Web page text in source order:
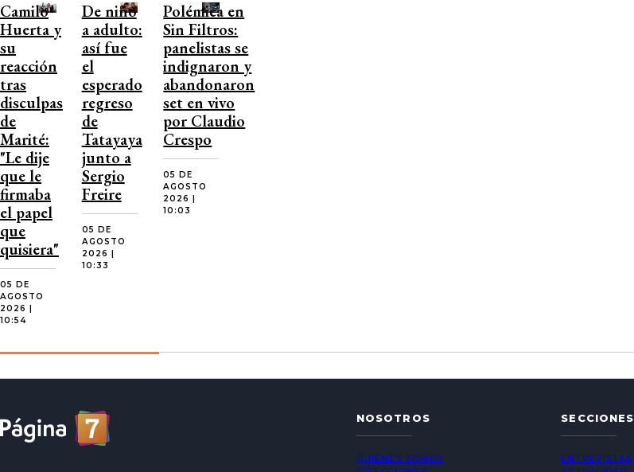
Camilo
Huerta y
su
reacción
tras
disculpas
de
Marité:
"Le dije
que le
firmaba
el papel
que
quisiera"
05 DE
AGOSTO
2026 |
10:54
De niño
a adulto:
así fue
el
esperado
regreso
de
Tatayaya
junto a
Sergio
Freire
05 DE
AGOSTO
2026 |
10:33
Polémica en
Sin Filtros:
panelistas se
indignaron y
abandonaron
set en vivo
por Claudio
Crespo
05 DE
AGOSTO
2026 |
10:03
NOSOTROS
QUIÉNES SOMOS
SECCIONES
ENTREVISTAS